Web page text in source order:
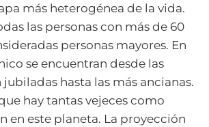
más heterogénea de la vida.
las personas con más de 60
personas mayores. En
se encuentran desde las
hasta las más ancianas.
hay tantas vejeces como
en este planeta. La proyección